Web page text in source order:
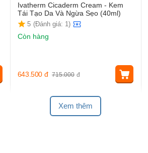
Ivatherm Cicaderm Cream - Kem
Tái Tạo Da Và Ngừa Sẹo (40ml)
5 (Đánh giá: 1)
Còn hàng
715.000 đ
643.500 đ
Xem thêm